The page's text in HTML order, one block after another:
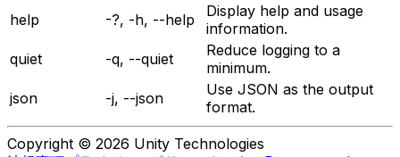
help
-?, -h, --help
Display help and usage
information.
quiet
-q, --quiet
Reduce logging to a
minimum.
json
-j, --json
Use JSON as the output
format.
Copyright © 2026 Unity Technologies